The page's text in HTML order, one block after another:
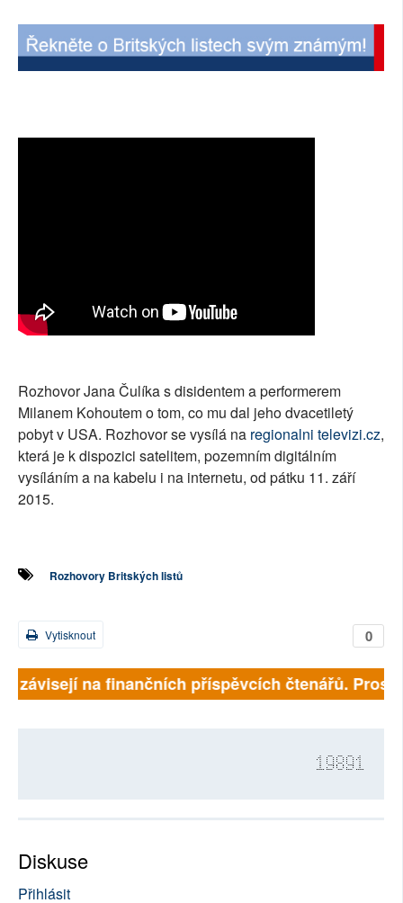
SOCIÁLNÍ SÍTĚ
Rozhovor Jana Čulíka s disidentem a performerem
Milanem Kohoutem o tom, co mu dal jeho dvacetiletý
pobyt v USA. Rozhovor se vysílá na regionalni televizi.cz,
která je k dispozici satelitem, pozemním digitálním
vysíláním a na kabelu i na internetu, od pátku 11. září
2015.
Rozhovory Britských listů
0
Vytisknout
závisejí na finančních příspěvcích čtenářů.
19891
Diskuse
Přihlásit